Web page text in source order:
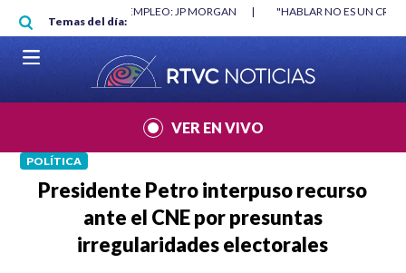
Pasar al contenido principal
Temas del día:
"HABLAR NO ES UN CRIMEN": CARTA DE BETO CORAL |
VER EN VIVO
POLÍTICA
Presidente Petro interpuso recurso
ante el CNE por presuntas
irregularidades electorales